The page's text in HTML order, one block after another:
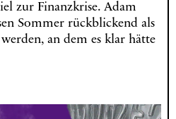
zur Finanzkrise. Adam
Sommer rückblickend als
an dem es klar hätte